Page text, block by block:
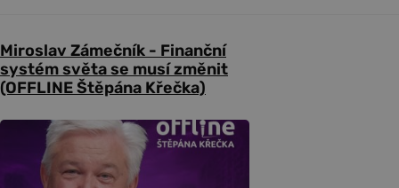
Miroslav Zámečník - Finanční
systém světa se musí změnit
(OFFLINE Štěpána Křečka)